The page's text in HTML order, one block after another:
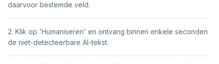
daarvoor bestemde veld.
2. Klik op 'Humaniseren' en ontvang binnen enkele seconden
de niet-detecteerbare AI-tekst.